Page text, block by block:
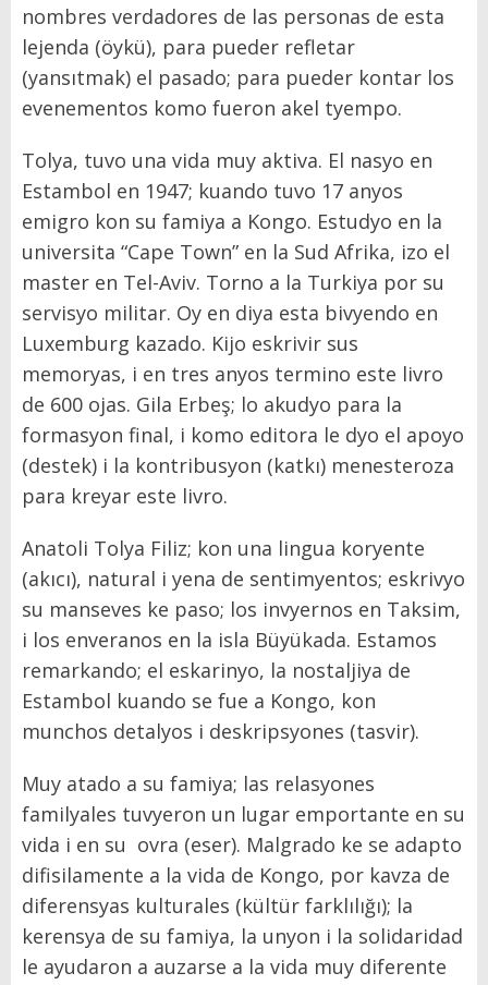
nombres verdadores de las personas de esta
lejenda (öykü), para pueder refletar
(yansıtmak) el pasado; para pueder kontar los
evenementos komo fueron akel tyempo.
Tolya, tuvo una vida muy aktiva. El nasyo en
Estambol en 1947; kuando tuvo 17 anyos
emigro kon su famiya a Kongo. Estudyo en la
universita “Cape Town” en la Sud Afrika, izo el
master en Tel-Aviv. Torno a la Turkiya por su
servisyo militar. Oy en diya esta bivyendo en
Luxemburg kazado. Kijo eskrivir sus
memoryas, i en tres anyos termino este livro
de 600 ojas. Gila Erbeş; lo akudyo para la
formasyon final, i komo editora le dyo el apoyo
(destek) i la kontribusyon (katkı) menesteroza
para kreyar este livro.
Anatoli Tolya Filiz; kon una lingua koryente
(akıcı), natural i yena de sentimyentos; eskrivyo
su manseves ke paso; los invyernos en Taksim,
i los enveranos en la isla Büyükada. Estamos
remarkando; el eskarinyo, la nostaljiya de
Estambol kuando se fue a Kongo, kon
munchos detalyos i deskripsyones (tasvir).
Muy atado a su famiya; las relasyones
familyales tuvyeron un lugar emportante en su
vida i en su ovra (eser). Malgrado ke se adapto
difisilamente a la vida de Kongo, por kavza de
diferensyas kulturales (kültür farklılığı); la
kerensya de su famiya, la unyon i la solidaridad
le ayudaron a auzarse a la vida muy diferente